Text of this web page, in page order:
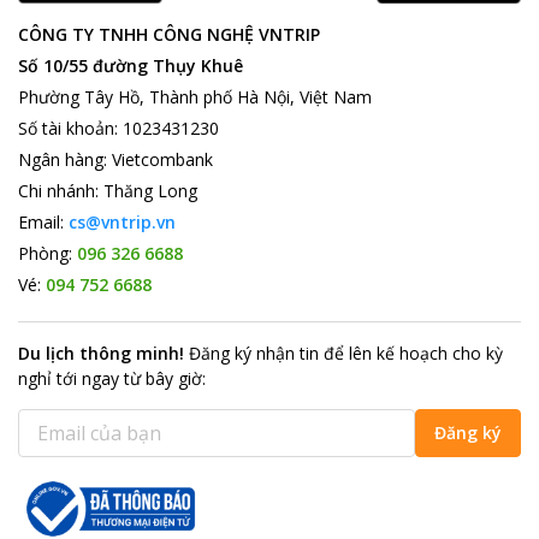
Những điểm du lịch hút khách gần khách sạn Sunny 3:
Vị trí của khách sạn Sunny 3 rất thuận tiện cho du khách tới các
khu trung tâm thương mại, các khu hành chính văn phòng và các
Đại sứ quán như Úc, Hàn Quốc, Nhật Bản, Nga. Từ khách sạn,
du khách chỉ mất 20 phút lái xe đến khu Phố Cổ, Hồ Hoàn Kiếm.
gần khách sạn như: Lăng Bác, Phủ Chủ Tịch, chùa Một Cột, Văn
Miếu Quốc Tử Giám. Du khách cũng dễ dàng tìm kiếm các tụ
điểm vui chơi, giải trí tại các trung tâm thể thao, rạp chiếu phim
Quốc gia hoặc thưởng thức các món ăn đường phố của địa
phương.
CÔNG TY TNHH CÔNG NGHỆ VNTRIP
Số 10/55 đường Thụy Khuê
Phường Tây Hồ, Thành phố Hà Nội, Việt Nam
Số tài khoản: 1023431230
Ngân hàng: Vietcombank
Chi nhánh: Thăng Long
Email: cs@vntrip.vn
Phòng: 096 326 6688
Vé: 094 752 6688
Du lịch thông minh! Đăng ký nhận tin để lên kế hoạch cho kỳ
nghỉ tới ngay từ bây giờ:
Đăng ký